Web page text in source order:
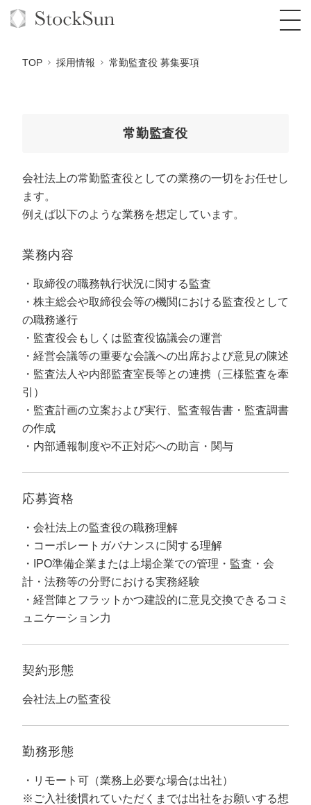
コンサルタント一覧
品質ガイドライン
社内コンペ
クレーム窓口
定額制Webマーケティング代行『マキトルく
ん』
営業改善特化の動画制作『動画でカリトルく
ん』
定額LINE運用代行『LINEマキトルくん』
格安でAI導入支援『あいのりAI』
拡散付1日密着動画制作『まるごと社長』
1本無料で記事を制作『SEOトライアル』
定額制LP制作・改善『最強LP』
採用YouTubeチャンネル構築『トリトル』
実績
お役立ち資料
料金表
StockSun道場
道場TOP
動画編集
エンジニア
広告運用
YouTubeディレクター
年収エージェント
会社概要・役員紹介
ミッション・ビジョン・バリュー
代表メッセージ（岩野圭佑）
取締役メッセージ（株本祐己）
業務委託
認定パートナー
動画ディレクター
営業
インターン
正社員
マーケマネージャー
募集要項一覧
TOP 採用情報 常勤監査役 募集要項
常勤監査役
会社法上の常勤監査役としての業務の一切をお任せし
ます。
例えば以下のような業務を想定しています。
業務内容
取締役の職務執行状況に関する監査
株主総会や取締役会等の機関における監査役として
の職務遂行
監査役会もしくは監査役協議会の運営
経営会議等の重要な会議への出席および意見の陳述
監査法人や内部監査室長等との連携（三様監査を牽
引）
監査計画の立案および実行、監査報告書・監査調書
の作成
内部通報制度や不正対応への助言・関与
応募資格
会社法上の監査役の職務理解
コーポレートガバナンスに関する理解
IPO準備企業または上場企業での管理・監査・会
計・法務等の分野における実務経験
経営陣とフラットかつ建設的に意見交換できるコミ
ュニケーション力
契約形態
会社法上の監査役
勤務形態
リモート可（業務上必要な場合は出社）
※ご入社後慣れていただくまでは出社をお願いする想